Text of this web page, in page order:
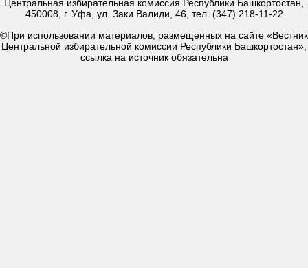
Центральная избирательная комиссия Республики Башкортостан,
450008, г. Уфа, ул. Заки Валиди, 46, тел. (347) 218-11-22
©При использовании материалов, размещенных на сайте «Вестник
Центральной избирательной комиссии Республики Башкортостан»,
ссылка на источник обязательна